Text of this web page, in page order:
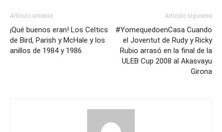
Artículo anterior
¡Qué buenos eran! Los Celtics
de Bird, Parish y McHale y los
anillos de 1984 y 1986
Artículo siguiente
#YomequedoenCasa Cuando
el Joventut de Rudy y Ricky
Rubio arrasó en la final de la
ULEB Cup 2008 al Akasvayu
Girona